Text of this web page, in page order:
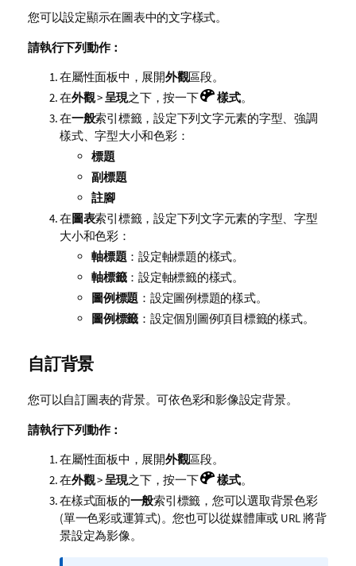
您可以設定顯示在圖表中的文字樣式。
請執行下列動作：
在屬性面板中，展開外觀區段。
在外觀> 呈現之下，按一下 樣式。
在一般索引標籤，設定下列文字元素的字型、強調
樣式、字型大小和色彩：
標題
副標題
註腳
在圖表索引標籤，設定下列文字元素的字型、字型
大小和色彩：
軸標題 ：設定軸標題的樣式。
軸標籤：設定軸標籤的樣式。
圖例標題 ：設定圖例標題的樣式。
圖例標籤 ：設定個別圖例項目標籤的樣式。
自訂背景
您可以自訂圖表的背景。可依色彩和影像設定背景。
請執行下列動作：
在屬性面板中，展開外觀區段。
在外觀> 呈現之下，按一下 樣式。
在樣式面板的一般索引標籤，您可以選取背景色彩
(單一色彩或運算式)。您也可以從媒體庫或 URL 將背
景設定為影像。